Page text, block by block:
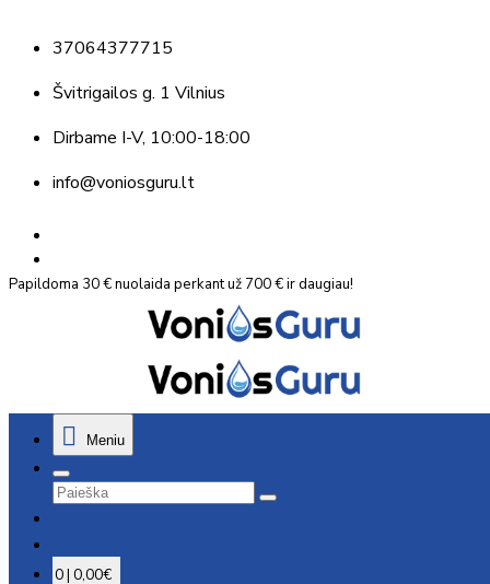
37064377715
Švitrigailos g. 1 Vilnius
Dirbame I-V, 10:00-18:00
info@voniosguru.lt
Papildoma 30 € nuolaida perkant už 700 € ir daugiau!
Meniu
0 | 0,00€